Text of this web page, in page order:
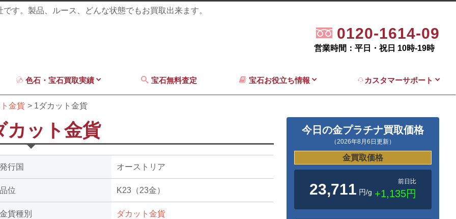
す。製品、ルース、どんな状態でもお買取出来ます。
0120-1614-09
営業時間：平日・祝日 10時-19時
色石・宝石買取実績 宝石無料査定 宝石お役立ち情報 カスタマーサポート
金貨 1ダカット金貨
カット金貨
発行国 オーストリア
品位 K23（23金）
金貨種別 ダカット金貨
今日の金プラチナ買取価格
（2026年8月6日更新）
金買取価格
23,711 円/g
前日比
+1,135円